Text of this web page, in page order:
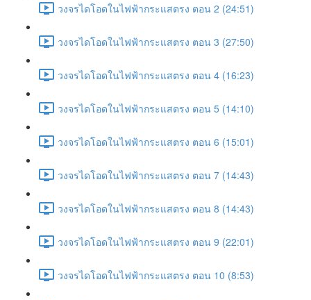
วงจรไดโอดในไฟฟ้ากระแสตรง ตอน 2 (24:51)
วงจรไดโอดในไฟฟ้ากระแสตรง ตอน 3 (27:50)
วงจรไดโอดในไฟฟ้ากระแสตรง ตอน 4 (16:23)
วงจรไดโอดในไฟฟ้ากระแสตรง ตอน 5 (14:10)
วงจรไดโอดในไฟฟ้ากระแสตรง ตอน 6 (15:01)
วงจรไดโอดในไฟฟ้ากระแสตรง ตอน 7 (14:43)
วงจรไดโอดในไฟฟ้ากระแสตรง ตอน 8 (14:43)
วงจรไดโอดในไฟฟ้ากระแสตรง ตอน 9 (22:01)
วงจรไดโอดในไฟฟ้ากระแสตรง ตอน 10 (8:53)